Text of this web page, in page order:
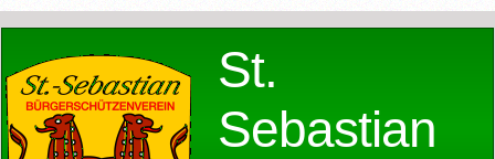
St.
Sebastian